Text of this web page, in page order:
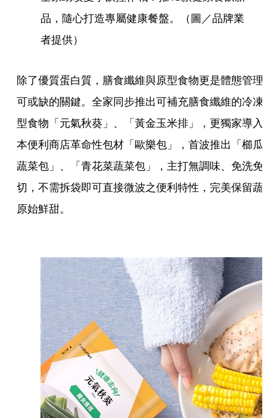
品，隨心打造專屬健康餐盤。（圖／品牌業
者提供）
除了優質蛋白質，膳食纖維與原型食物更是體態管理
可或缺的關鍵。全家同步推出可補充膳食纖維的冷凍
型食物「元氣秋葵」、「黃金玉米排」，更獨家導入
本便利商店革命性包材「歐樂包」，首波推出「櫛瓜
蔬菜包」、「青花菜蔬菜包」，主打無調味、免洗免
切，不需拆袋即可直接微波之便利特性，完美保留蔬
原始鮮甜。